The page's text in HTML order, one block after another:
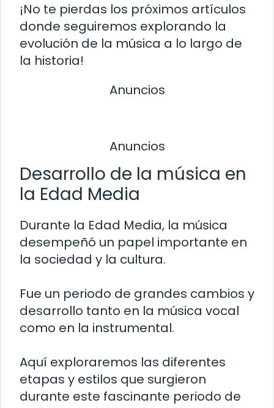
¡No te pierdas los próximos artículos
donde seguiremos explorando la
evolución de la música a lo largo de
la historia!
Anuncios
Anuncios
Desarrollo de la música en
la Edad Media
Durante la Edad Media, la música
desempeñó un papel importante en
la sociedad y la cultura.
Fue un periodo de grandes cambios y
desarrollo tanto en la música vocal
como en la instrumental.
Aquí exploraremos las diferentes
etapas y estilos que surgieron
durante este fascinante periodo de